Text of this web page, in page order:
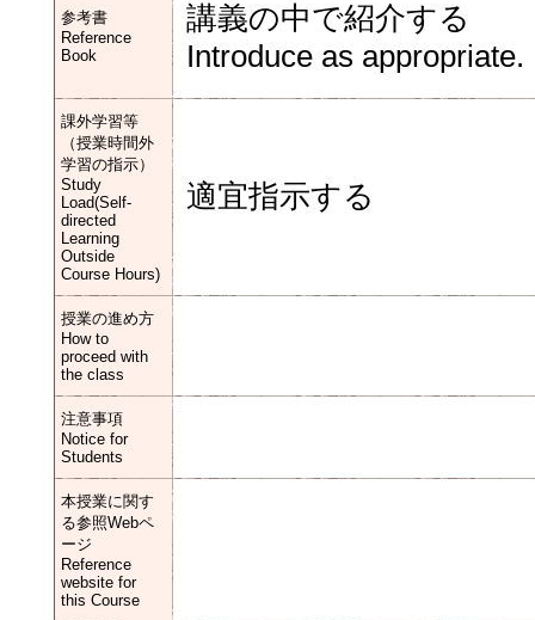
参考書
Reference
Book
講義の中で紹介する
Introduce as appropriate.
課外学習等
（授業時間外
学習の指示）
Study
Load(Self-
directed
Learning
Outside
Course Hours)
適宜指示する
授業の進め方
How to
proceed with
the class
注意事項
Notice for
Students
本授業に関す
る参照Webペ
ージ
Reference
website for
this Course